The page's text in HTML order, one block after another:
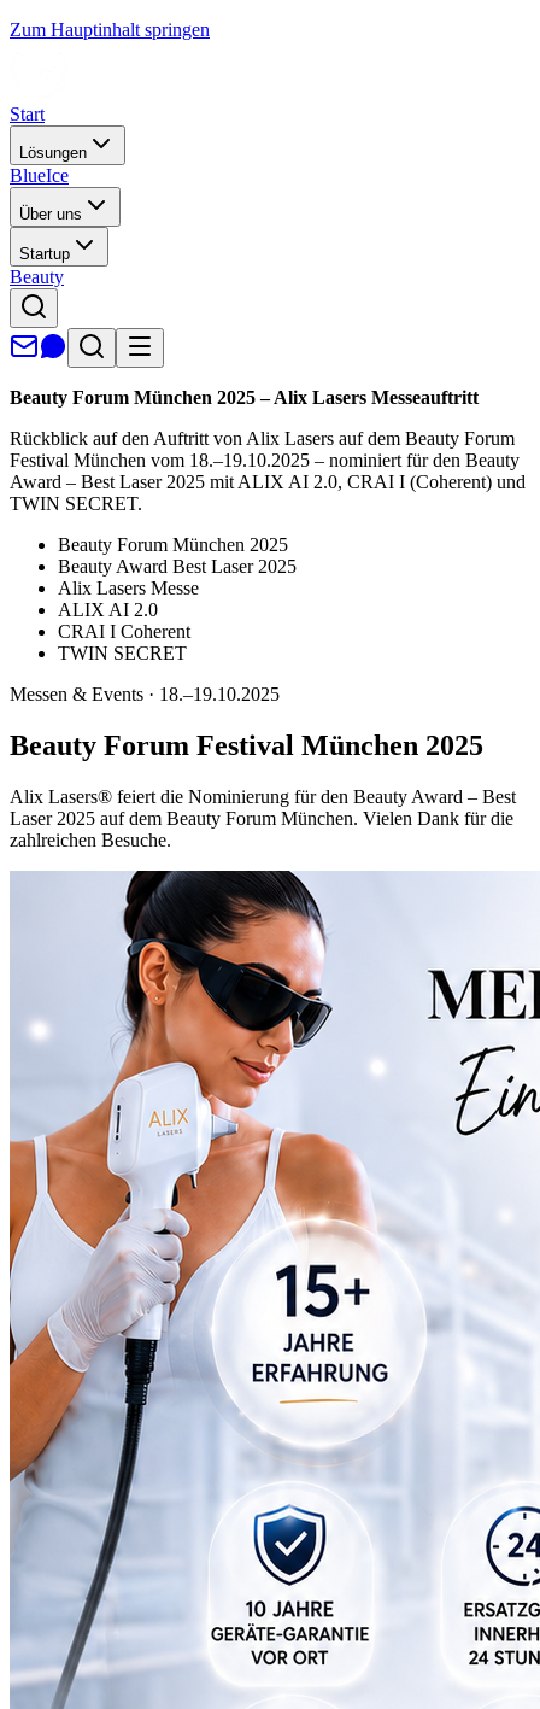
Zum Hauptinhalt springen
Start
Lösungen
BlueIce
Über uns
Startup
Beauty
Beauty Forum München 2025 – Alix Lasers Messeauftritt
Rückblick auf den Auftritt von Alix Lasers auf dem Beauty Forum
Festival München vom 18.–19.10.2025 – nominiert für den Beauty
Award – Best Laser 2025 mit ALIX AI 2.0, CRAI I (Coherent) und
TWIN SECRET.
Beauty Forum München 2025
Beauty Award Best Laser 2025
Alix Lasers Messe
ALIX AI 2.0
CRAI I Coherent
TWIN SECRET
Messen & Events · 18.–19.10.2025
Beauty Forum Festival München 2025
Alix Lasers® feiert die Nominierung für den Beauty Award – Best
Laser 2025 auf dem Beauty Forum München. Vielen Dank für die
zahlreichen Besuche.